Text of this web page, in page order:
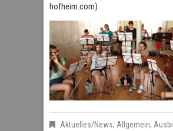
hofheim.com)
Aktuelles/News, Allgemein,